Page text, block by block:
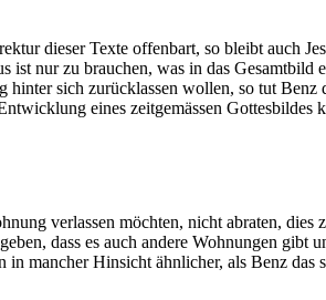
dieser Texte offenbart, so bleibt auch
nur zu brauchen, was in das Gesamtbild
sich zurücklassen wollen, so tut
eines zeitgemässen Gottesbildes
verlassen möchten, nicht abraten, dies
dass es auch andere Wohnungen gibt
mancher Hinsicht ähnlicher, als Benz